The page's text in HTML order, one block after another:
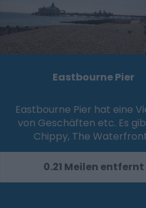
Eastbourne Pier
Eastbourne Pier hat eine
von Geschäften etc. Es
Chippy, The
0.21 Meilen entfernt